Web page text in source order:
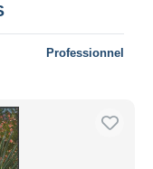
Professionnel